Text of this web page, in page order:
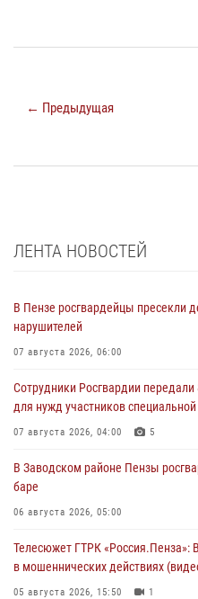
← Предыдущая
ЛЕНТА НОВОСТЕЙ
В Пензе росгвардейцы пресекли
нарушителей
07 августа 2026, 06:00
Сотрудники Росгвардии
для нужд участников
07 августа 2026, 04:00 5
В Заводском районе Пензы
баре
06 августа 2026, 05:00
Телесюжет ГТРК «Россия.Пенза»:
в мошеннических действиях
05 августа 2026, 15:50 1